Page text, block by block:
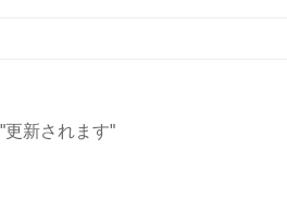
新されます"